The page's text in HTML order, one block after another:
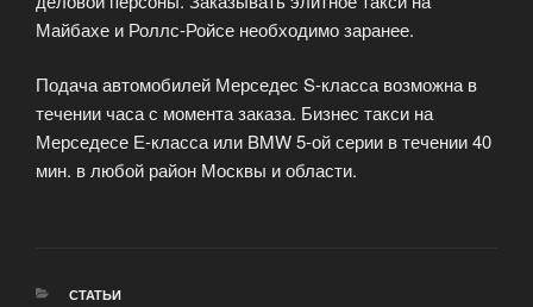
Майбахе и Роллс-Ройсе необходимо заранее.
Подача автомобилей Мерседес S-класса возможна в
течении часа с момента заказа. Бизнес такси на
Мерседесе Е-класса или BMW 5-ой серии в течении 40
мин. в любой район Москвы и области.
РУБРИКИ
СТАТЬИ